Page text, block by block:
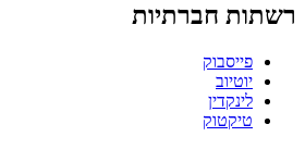
רשתות חברתיות
פייסבוק
יוטיוב
לינקדין
טיקטוק